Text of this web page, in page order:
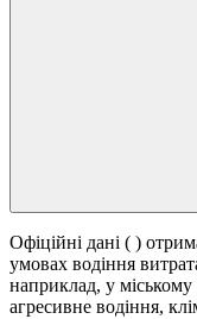
Офіційні дані ( )
умовах водіння
наприклад, у міському
агресивне водіння,